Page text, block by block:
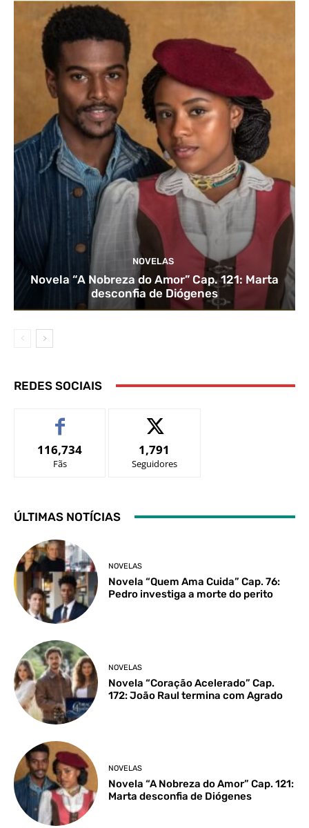
NOVELAS
Novela “A Nobreza do Amor” Cap. 121: Marta
desconfia de Diógenes
REDES SOCIAIS
116,734
Fãs
1,791
Seguidores
ÚLTIMAS NOTÍCIAS
NOVELAS
Novela “Quem Ama Cuida” Cap. 76:
Pedro investiga a morte do perito
NOVELAS
Novela “Coração Acelerado” Cap.
172: João Raul termina com Agrado
NOVELAS
Novela “A Nobreza do Amor” Cap. 121:
Marta desconfia de Diógenes